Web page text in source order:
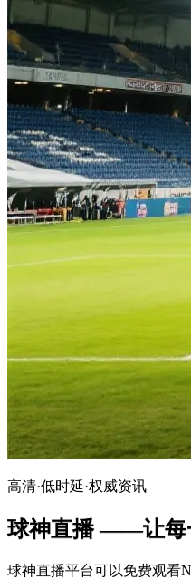
高清·低时延·权威资讯
球神直播 ——让每
球神直播平台可以免费观看